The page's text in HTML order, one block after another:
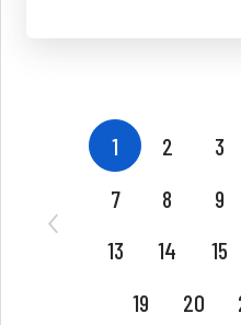
1 2 3
7
8 9
13
14 15
19
20